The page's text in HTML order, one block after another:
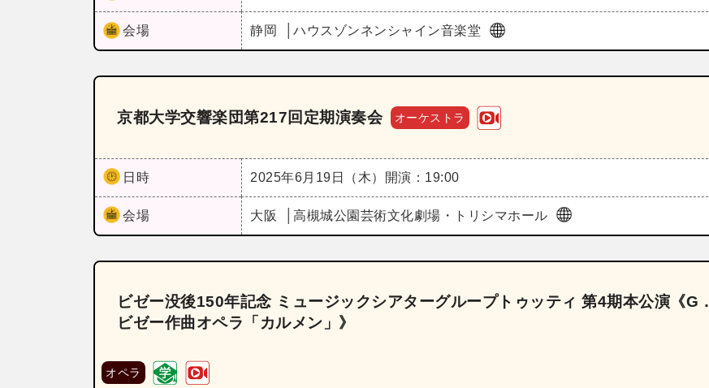
会場 静岡 ハウスゾンネンシャイン音楽堂
京都大学交響楽団第217回定期演奏会 オーケストラ
日時 2025年6月19日（木） 開演：19:00
会場 大阪 高槻城公園芸術文化劇場・トリシマホール
ビゼー没後150年記念 ミュージックシアターグループトゥッティ 第4期本公演《G．
ビゼー作曲オペラ「カルメン」》
オペラ